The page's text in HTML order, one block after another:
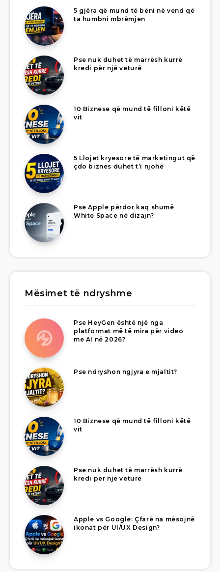
5 gjëra që mund të bëni në vend që
ta humbni mbrëmjen
Pse nuk duhet të marrësh kurrë
kredi për një veturë
10 Biznese që mund të filloni këtë
vit
5 Llojet kryesore të marketingut që
çdo biznes duhet t’i njohë
Pse Apple përdor kaq shumë
White Space në dizajn?
Mësimet të ndryshme
Pse HeyGen është një nga
platformat më të mira për video
me AI në 2026?
Pse ndryshon ngjyra e mjaltit?
10 Biznese që mund të filloni këtë
vit
Pse nuk duhet të marrësh kurrë
kredi për një veturë
Apple vs Google: Çfarë na mësojnë
ikonat për UI/UX Design?